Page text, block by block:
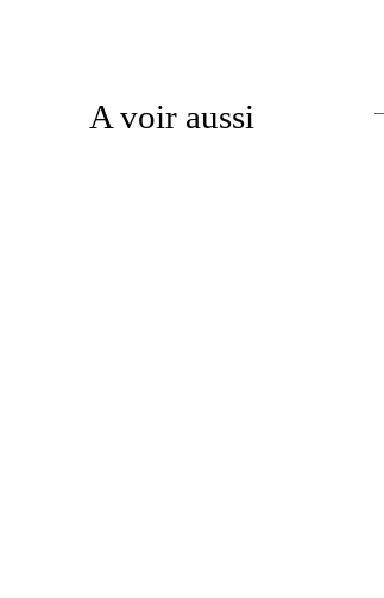
A voir aussi